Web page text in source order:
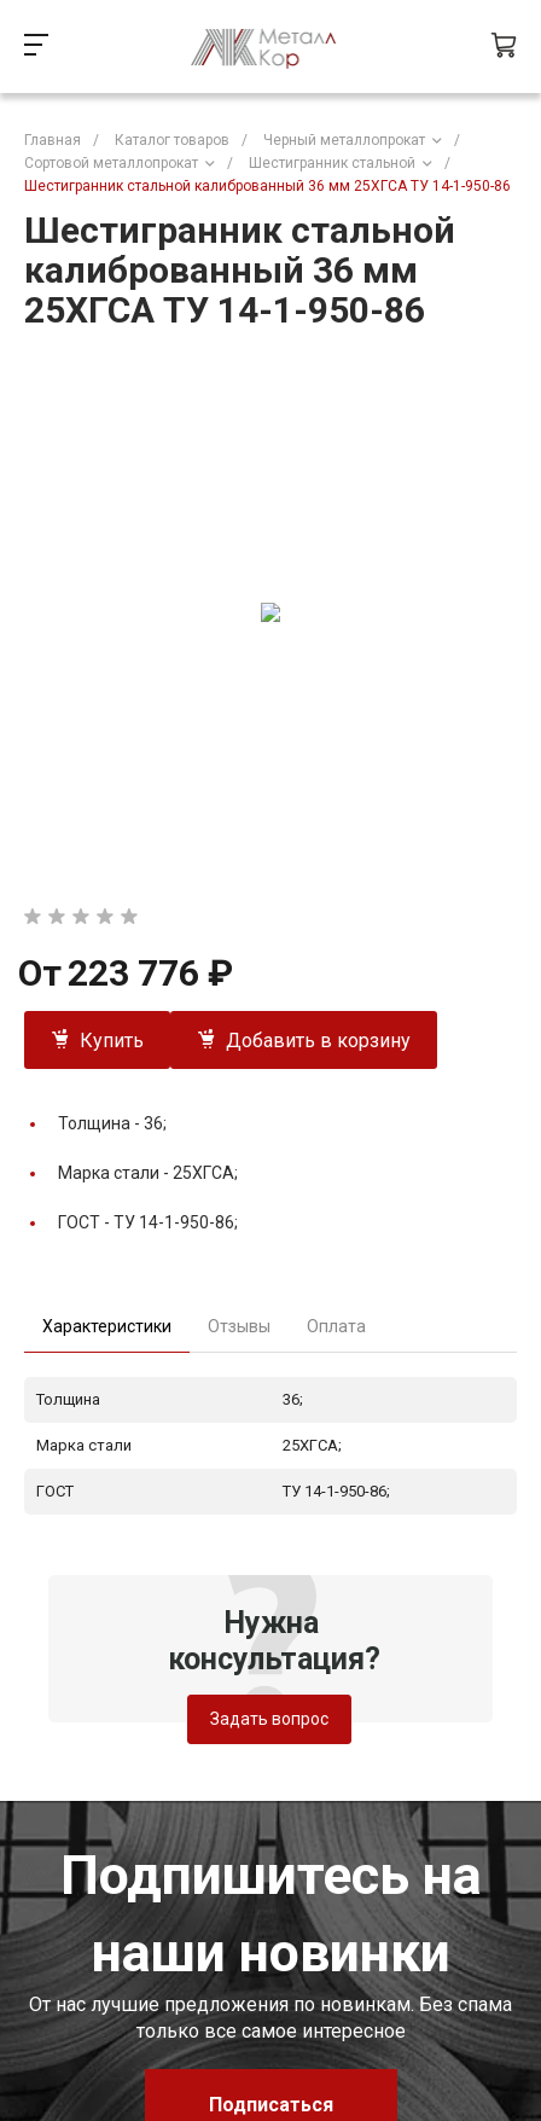
Главная / Каталог товаров / Черный металлопрокат
/
Сортовой металлопрокат
/ Шестигранник стальной
/
Шестигранник стальной калиброванный 36 мм 25ХГСА ТУ 14-1-950-86
Шестигранник стальной
калиброванный 36 мм
25ХГСА ТУ 14-1-950-86
От223 776 ₽
Купить Добавить в корзину
Толщина - 36;
Марка стали - 25ХГСА;
ГОСТ - ТУ 14-1-950-86;
Характеристики Отзывы Оплата
Толщина 36;
Марка стали 25ХГСА;
ГОСТ ТУ 14-1-950-86;
Нужна
консультация?
Задать вопрос
Подпишитесь на
наши новинки
От нас лучшие предложения по новинкам. Без спама
только все самое интересное
Подписаться